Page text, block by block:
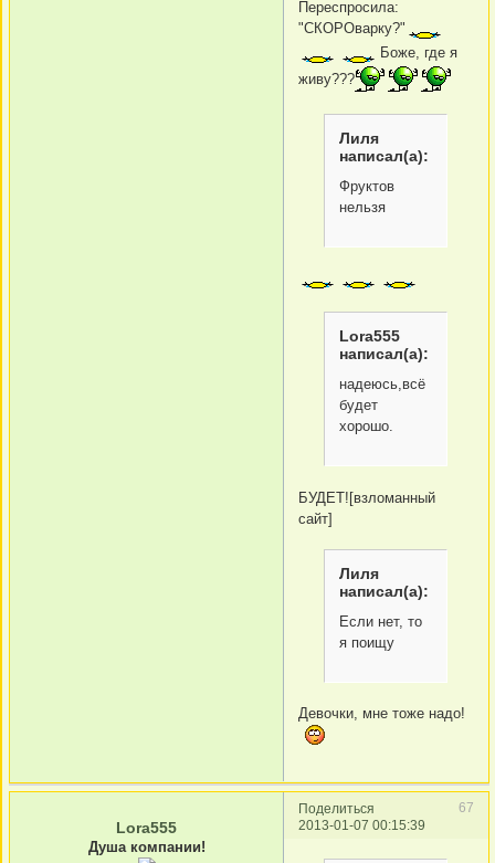
Переспросила:
"СКОРОварку?"
Боже, где я
живу???
Лиля
написал(а):
Фруктов
нельзя
Lora555
написал(а):
надеюсь,всё
будет
хорошо.
БУДЕТ![взломанный
сайт]
Лиля
написал(а):
Если нет, то
я поищу
Девочки, мне тоже надо!
Поделиться
67
2013-01-07 00:15:39
Lora555
Душа компании!